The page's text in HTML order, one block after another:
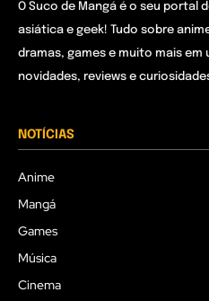
O Suco de Mangá é o seu portal
asiática e geek! Tudo sobre
dramas, games e muito mais em
novidades, reviews e
NOTÍCIAS
Anime
Mangá
Games
Música
Cinema